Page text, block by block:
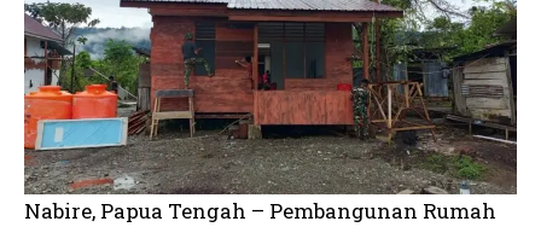
Nabire, Papua Tengah – Pembangunan Rumah